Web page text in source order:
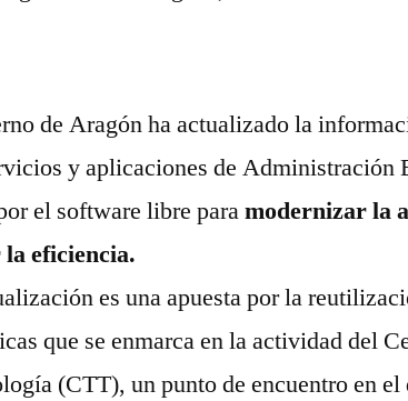
de Aragón ha actualizado la
y aplicaciones de Administración
el software libre paramodernizar la
eficiencia.
es una apuesta por la
que se enmarca en la actividad del
(CTT), un punto de encuentro en el